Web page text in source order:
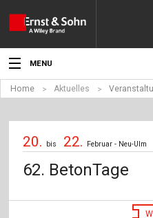
MENU
Aktuelles
Home Aktuelles
20. bis 22. Februar - Neu-Ulm
62. BetonTage